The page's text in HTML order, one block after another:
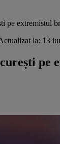
pe extremistul
la: 13
pe